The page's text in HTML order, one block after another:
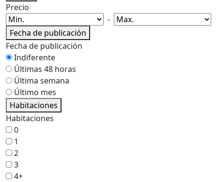
Precio
-
Fecha de publicación
Fecha de publicación
Indiferente
Últimas 48 horas
Última semana
Último mes
Habitaciones
Habitaciones
0
1
2
3
4+